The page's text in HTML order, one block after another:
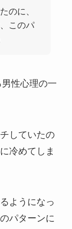
のに、
このパ
性心理の一
していたの
冷めてしま
ようになっ
パターンに